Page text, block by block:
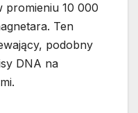
promieniu 10 000
Ten
podobny
DNA na